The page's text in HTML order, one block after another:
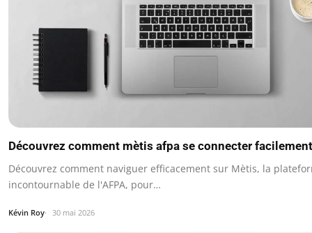
Découvrez comment mètis afpa se connecter
Découvrez comment naviguer efficacement sur Mètis, la
incontournable de l'AFPA, pour…
Kévin Roy 30 mai 2026